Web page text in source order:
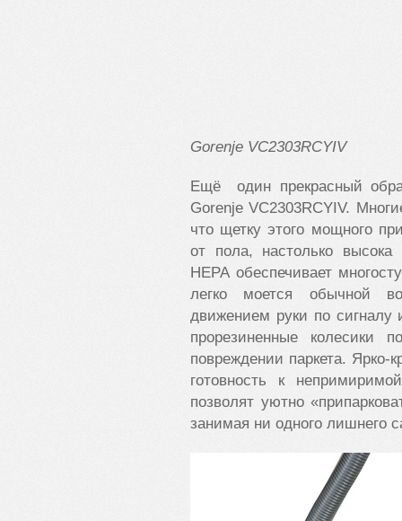
Gorenje VC2303RCYIV
Ещё один прекрасный
Gorenje VC2303RCYIV.
что щетку этого мощного
от пола, настолько
НЕРА обеспечивает
легко моется обычной
движением руки по сигналу
прорезиненные колесики
повреждении паркета. Ярко-
готовность к
позволят уютно
занимая ни одного лишнего